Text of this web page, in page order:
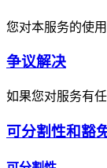
您对本服务的使
争议解决
如果您对服务有
可分割性和豁